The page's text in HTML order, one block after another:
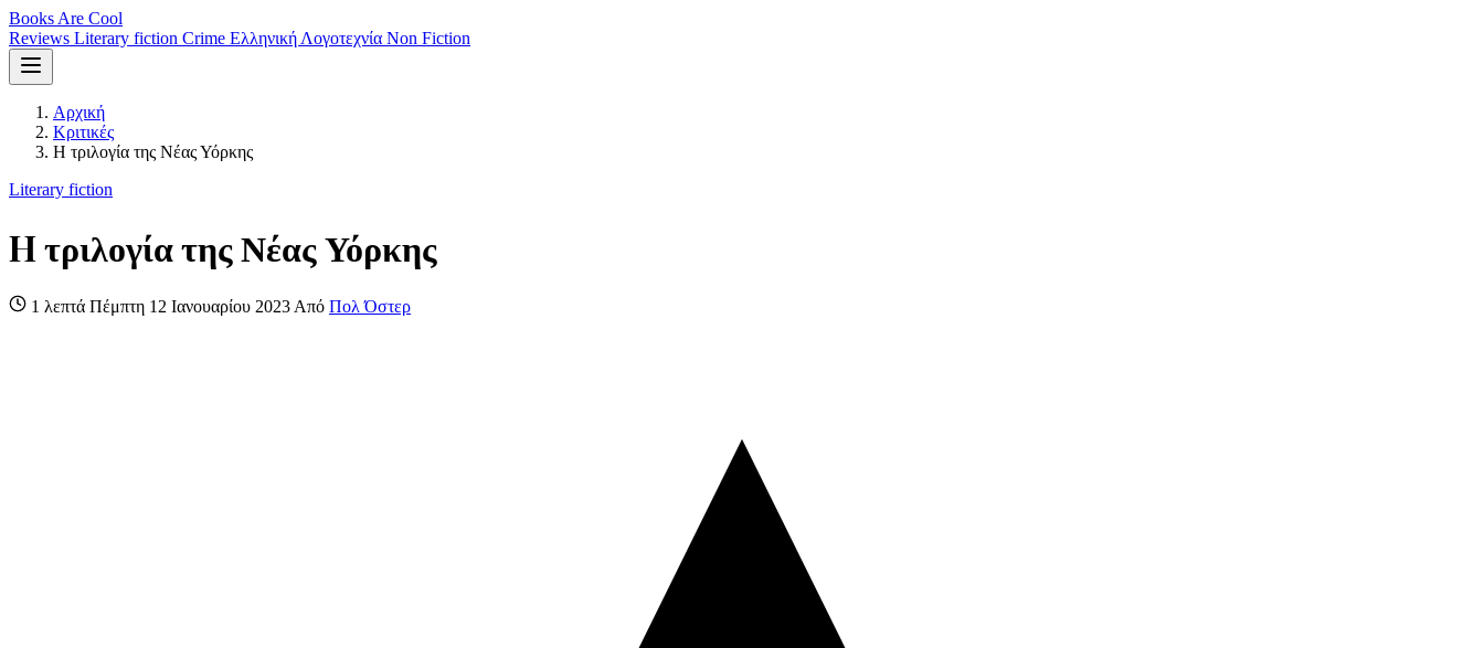
Books Are Cool
Reviews Literary fiction Crime Ελληνική Λογοτεχνία Non Fiction
Αρχική
Κριτικές
H τριλογία της Νέας Υόρκης
Literary fiction
H τριλογία της Νέας Υόρκης
1 λεπτά Πέμπτη 12 Ιανουαρίου 2023 Από Πολ Όστερ